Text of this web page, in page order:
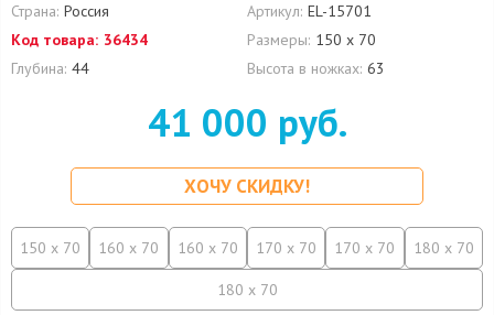
Страна: Россия Артикул: EL-15701
Код товара: 36434 Размеры: 150 х 70
Глубина: 44 Высота в ножках: 63
41 000 руб.
ХОЧУ СКИДКУ!
150 x 70 160 x 70 160 x 70 170 x 70 170 x 70 180 x 70
180 x 70